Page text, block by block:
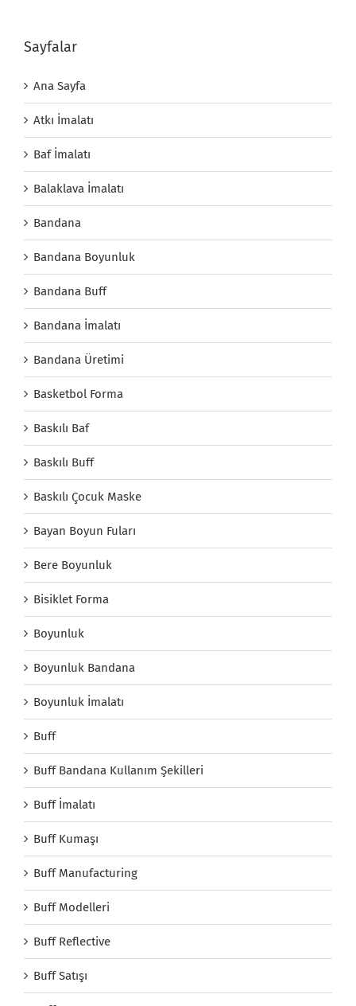
Sayfalar
Ana Sayfa
Atkı İmalatı
Baf İmalatı
Balaklava İmalatı
Bandana
Bandana Boyunluk
Bandana Buff
Bandana İmalatı
Bandana Üretimi
Basketbol Forma
Baskılı Baf
Baskılı Buff
Baskılı Çocuk Maske
Bayan Boyun Fuları
Bere Boyunluk
Bisiklet Forma
Boyunluk
Boyunluk Bandana
Boyunluk İmalatı
Buff
Buff Bandana Kullanım Şekilleri
Buff İmalatı
Buff Kumaşı
Buff Manufacturing
Buff Modelleri
Buff Reflective
Buff Satışı